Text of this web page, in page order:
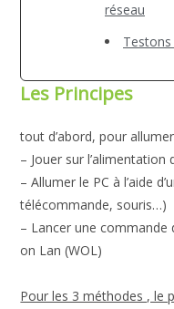
réseau
Les Principes
tout d’abord, pour
– Jouer sur l’alimentation
– Allumer le PC à l’aide
télécommande, souris…)
– Lancer une commande
on Lan (WOL)
Pour les 3 méthodes , le